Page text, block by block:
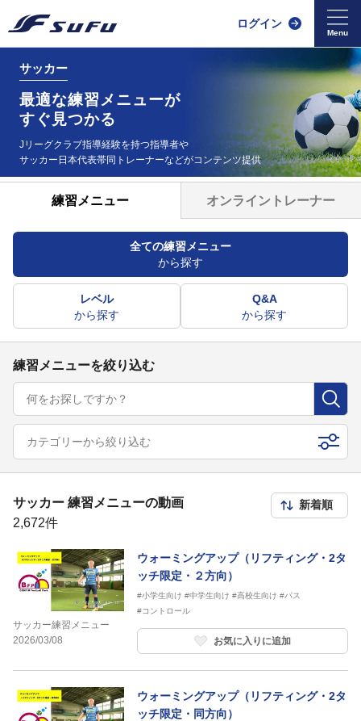
ログイン
サッカー
最適な練習メニューが
すぐ見つかる
Jリーグクラブ指導経験を持つ指導者や
サッカー日本代表帯同 トレーナーなどがコンテンツ提供
練習メニュー オンライントレーナー
全ての練習メニュー
から探す
レベル
から探す
Q&A
から探す
練習メニューを絞り込む
カテゴリーから絞り込む
サッカー 練習メニューの動画
2,672件
サッカー練習メニュー
2026/03/08
ウォーミングアップ（リフティング・2タ
ッチ限定・２方向）
#小学生向け #中学生向け #高校生向け #パス
#コントロール
お気に入りに追加
ウォーミングアップ（リフティング・2タ
ッチ限定・同方向）